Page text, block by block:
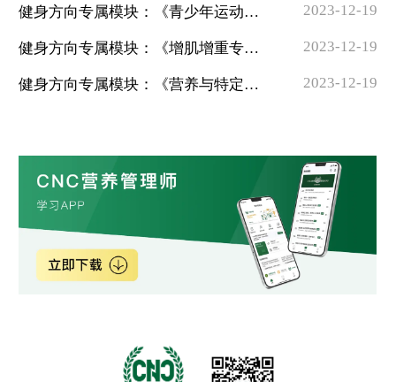
健身方向专属模块：《青少年运动营养专题》 2023-12-19
健身方向专属模块：《增肌增重专题》 2023-12-19
健身方向专属模块：《营养与特定运动场景》 2023-12-19